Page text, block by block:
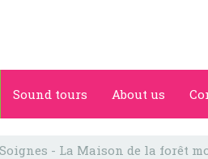
Sound tours About us
- La Maison de la forêt